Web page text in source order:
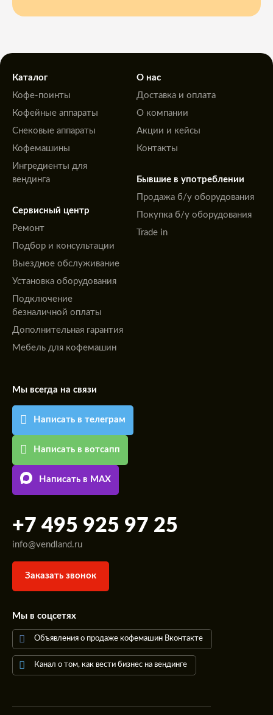
Каталог
Кофе-поинты
Кофейные аппараты
Снековые аппараты
Кофемашины
Ингредиенты для
вендинга
Сервисный центр
Ремонт
Подбор и консультации
Выездное обслуживание
Установка оборудования
Подключение
безналичной оплаты
Дополнительная гарантия
Мебель для кофемашин
О нас
Доставка и оплата
О компании
Акции и кейсы
Контакты
Бывшие в употреблении
Продажа б/у оборудования
Покупка б/у оборудования
Trade in
Мы всегда на связи
Написать в телеграм
Написать в вотсапп
Написать в MAX
+7 495 925 97 25
info@vendland.ru
Заказать звонок
Мы в соцсетях
Объявления о продаже кофемашин Вконтакте
Канал о том, как вести бизнес на вендинге